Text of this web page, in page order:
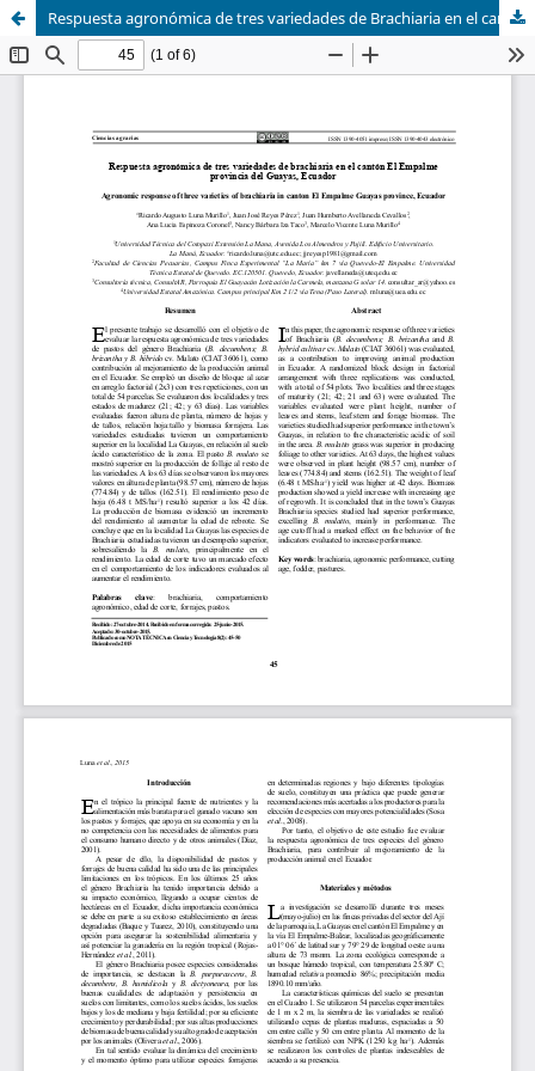
Respuesta agronómica de tres variedades de Brachiaria en el cantón El Empalme provincia del Guayas, Ecuador